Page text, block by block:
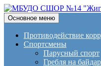
МБУДО
"Жигули"
Поиск
Основное меню Перейти
к
Противодействие
Спортсмены
Парусный спорт
Гребля на